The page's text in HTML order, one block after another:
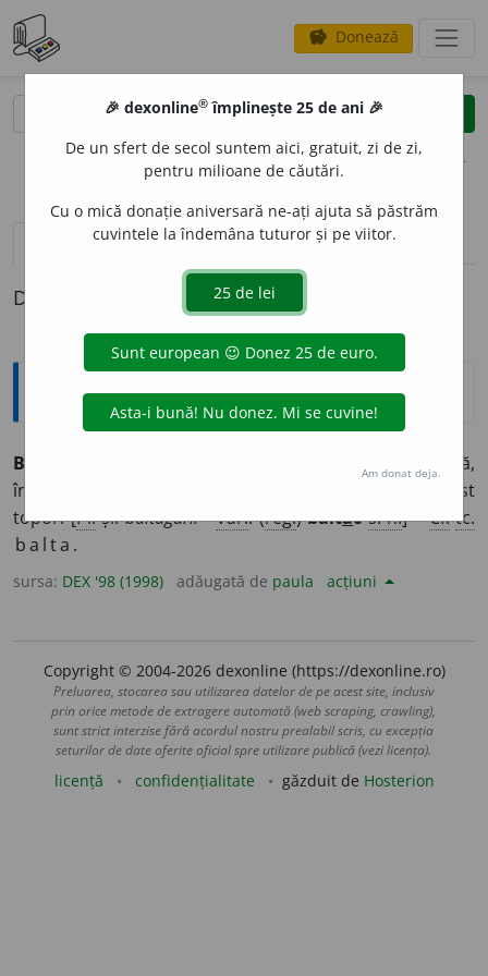
savings Donează
clear
opțiuni
definiții (1) pronunțievolume_up (1)
Definiția cu ID-ul 3228:
Explicative DEX
BALT
Topor cu coadă lungă,
întrebuințat și ca armă. ♦
Lovitură aplicată cu acest
topor. [Pl.și:baltaguri. - Var.: (reg.)baltac s. n.] –Cf. tc.
balta.
sursa: DEX '98 (1998) adăugată de paula acțiuni
Copyright © 2004-2026 dexonline (https://dexonline.ro)
Preluarea, stocarea sau utilizarea datelor de pe acest site, inclusiv
prin orice metode de extragere automată (web scraping, crawling),
sunt strict interzise fără acordul nostru prealabil scris, cu excepția
seturilor de date oferite oficial spre utilizare publică (vezi licența).
licență confidențialitate găzduit de Hosterion
🎉 dexonline® împlinește 25 de ani 🎉
De un sfert de secol suntem aici, gratuit, zi de zi,
pentru milioane de căutări.
Cu o mică donație aniversară ne-ați ajuta să păstrăm
cuvintele la îndemâna tuturor și pe viitor.
Am donat deja.